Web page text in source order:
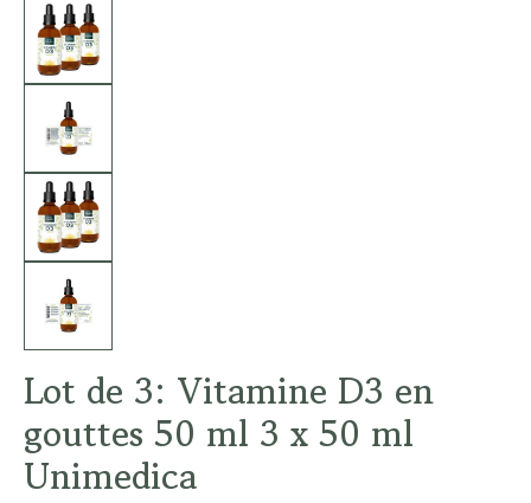
Lot de 3: Vitamine D3 en
gouttes 50 ml 3 x 50 ml
Unimedica